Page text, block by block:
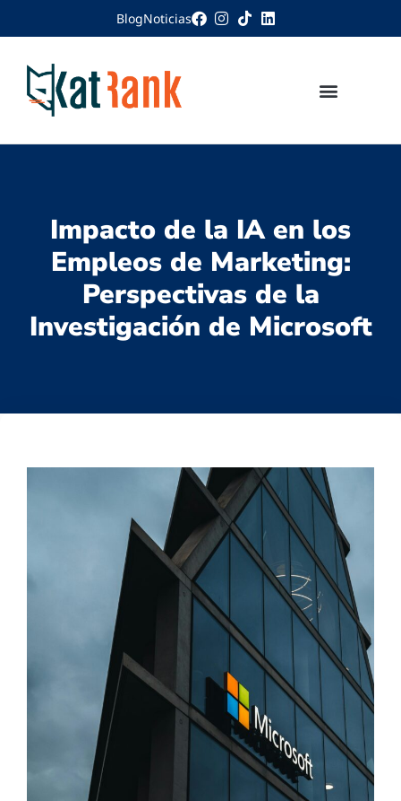
BlogNoticias
Impacto de la IA en los
Empleos de Marketing:
Perspectivas de la
Investigación de Microsoft